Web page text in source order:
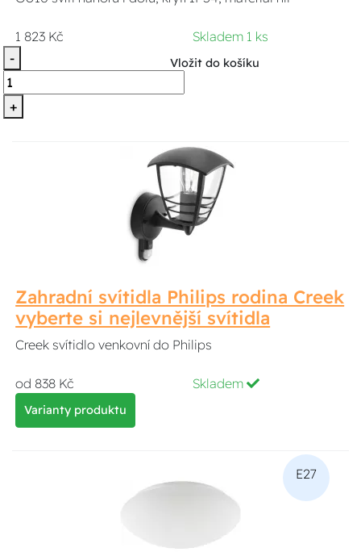
1 823 Kč
Skladem 1 ks
-
+
Vložit do košíku
Zahradní svítidla Philips rodina Creek
vyberte si nejlevnější svítidla
Creek svítidlo venkovní do Philips
od 838 Kč Skladem
Varianty produktu
E27